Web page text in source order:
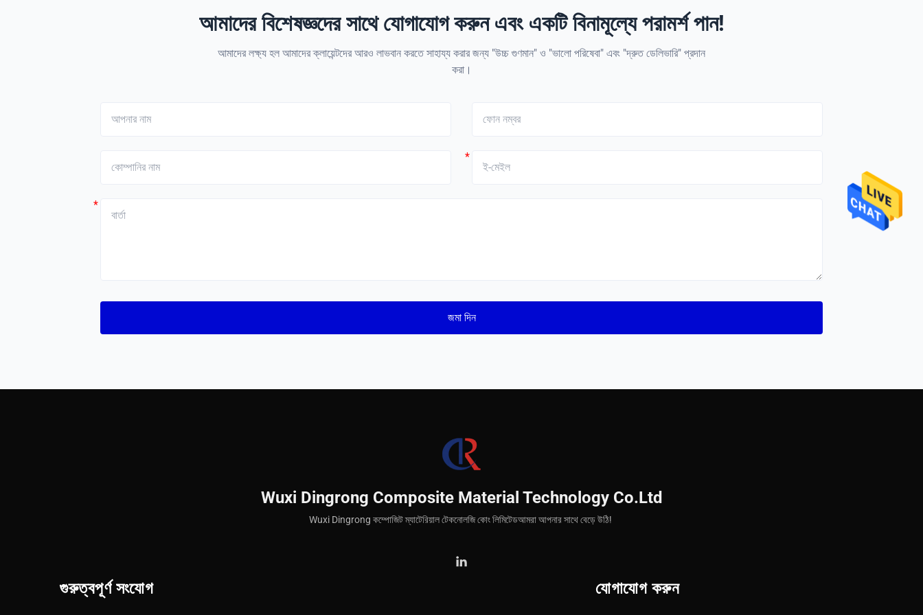
আমাদের বিশেষজ্ঞদের সাথে যোগাযোগ করুন এবং একটি বিনামূল্যে পরামর্শ পান!
আমাদের লক্ষ্য হল আমাদের ক্লায়েন্টদের আরও লাভবান করতে সাহায্য করার জন্য "উচ্চ গুণমান" ও "ভালো পরিষেবা" এবং "দ্রুত ডেলিভারি" প্রদান
করা।
*
*
Wuxi Dingrong Composite Material Technology Co.Ltd
Wuxi Dingrong কম্পোজিট ম্যাটেরিয়াল টেকনোলজি কোং লিমিটেডআমরা আপনার সাথে বেড়ে উঠি!
গুরুত্বপূর্ণ সংযোগ যোগাযোগ করুন